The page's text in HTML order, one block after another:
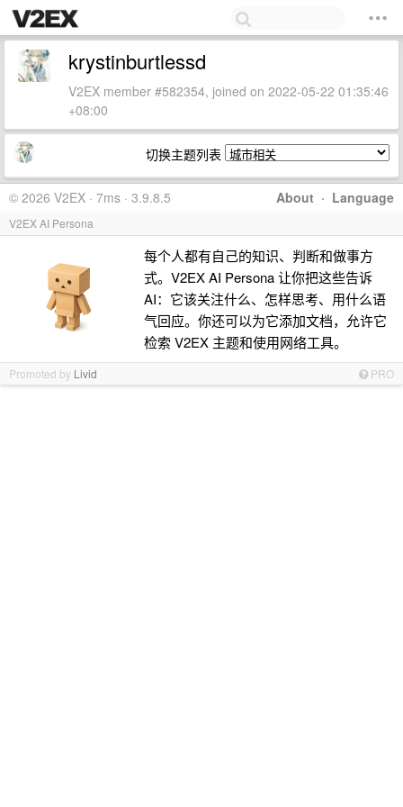
krystinburtlessd
V2EX member #582354, joined on 2022-05-22 01:35:46
+08:00
切换主题列表
About · Language
© 2026 V2EX · 7ms · 3.9.8.5
V2EX AI Persona
每个人都有自己的知识、判断和做事方
式。V2EX AI Persona 让你把这些告诉
AI：它该关注什么、怎样思考、用什么语
气回应。你还可以为它添加文档，允许它
检索 V2EX 主题和使用网络工具。
Promoted by Livid PRO